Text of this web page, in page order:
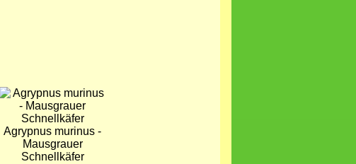
Bild
Agrypnus murinus -
Mausgrauer
Schnellkäfer